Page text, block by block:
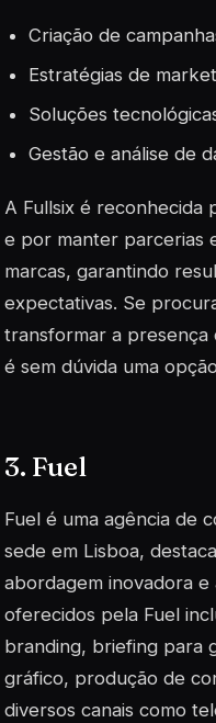
Criação de
Estratégias de
Soluções
Gestão e análise de
A Fullsix é reconhecida
e por manter parcerias
marcas, garantindo
expectativas. Se
transformar a presença
é sem dúvida uma
3. Fuel
Fuel é uma agência de
sede em Lisboa,
abordagem inovadora
oferecidos pela Fuel
branding, briefing para
gráfico, produção de
diversos canais como